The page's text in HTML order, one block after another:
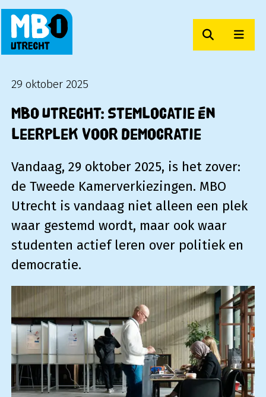
Zoeken
29 oktober 2025
MBO Utrecht: stemlocatie én
leerplek voor democratie
Vandaag, 29 oktober 2025, is het zover:
de Tweede Kamerverkiezingen. MBO
Utrecht is vandaag niet alleen een plek
waar gestemd wordt, maar ook waar
studenten actief leren over politiek en
democratie.